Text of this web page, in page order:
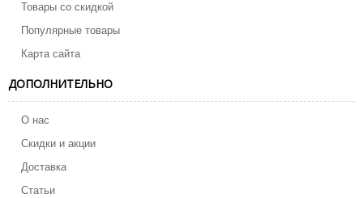
Товары со скидкой
Популярные товары
Карта сайта
ДОПОЛНИТЕЛЬНО
О нас
Скидки и акции
Доставка
Статьи